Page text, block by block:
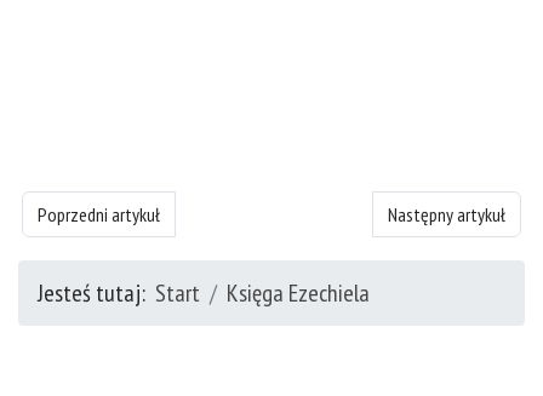
Poprzedni artykuł: Księgę Ezechiela - rozdział 5
Poprzedni artykuł Następny artykuł:
Następny artykuł
Jesteś tutaj: Start Księga Ezechiela